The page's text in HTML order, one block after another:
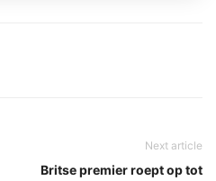
Next article
Britse premier roept op tot